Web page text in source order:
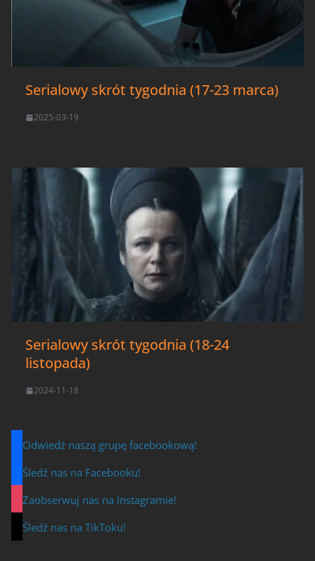
Serialowy skrót tygodnia (17-23 marca)
2025-03-19
Serialowy skrót tygodnia (18-24
listopada)
2024-11-18
Odwiedź naszą grupę facebookową!
Śledź nas na Facebooku!
Zaobserwuj nas na Instagramie!
Śledź nas na TikToku!